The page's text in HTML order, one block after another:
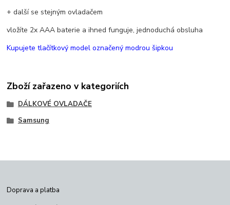
+ další se stejným ovladačem
vložíte 2x AAA baterie a ihned funguje, jednoduchá obsluha
Kupujete tlačítkový model označený modrou šipkou
Zboží zařazeno v kategoriích
DÁLKOVÉ OVLADAČE
Samsung
Doprava a platba